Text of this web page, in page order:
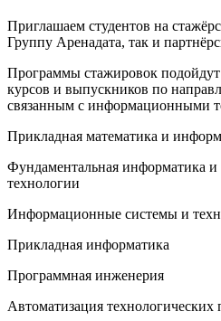
Приглашаем студентов на
Группу Аренадата, так и
Программы стажировок подойдут
курсов и выпускников по
связанным с информационными
Прикладная математика и
Фундаментальная информатика
технологии
Информационные системы и
Прикладная информатика
Программная инженерия
Автоматизация технологических